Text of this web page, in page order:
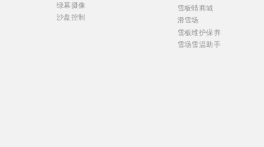
绿幕摄像
沙盘控制
雪板蜡商城
滑雪场
雪板维护保养
雪场雪温助手